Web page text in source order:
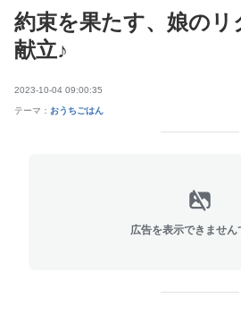
約束を果たす、娘のリ
献立♪
2023-10-04 09:00:35
テーマ： おうちごはん
広告を表示できません